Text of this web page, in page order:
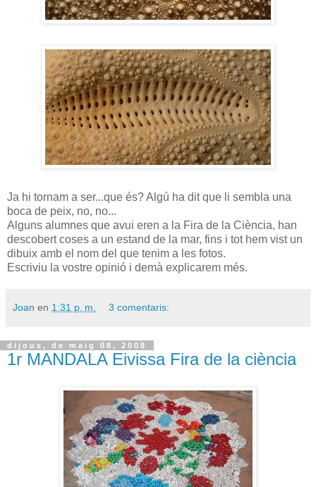
Ja hi tornam a ser...que és? Algú ha dit que li sembla una
boca de peix, no, no...
Alguns alumnes que avui eren a la Fira de la Ciència, han
descobert coses a un estand de la mar, fins i tot hem vist un
dibuix amb el nom del que tenim a les fotos.
Escriviu la vostre opinió i demà explicarem més.
Joan en 1:31 p. m. 3 comentaris:
dijous, de maig 08, 2008
1r MANDALA Eivissa Fira de la ciència